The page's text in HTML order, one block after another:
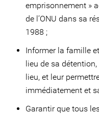
emprisonnement »
de l’ONU dans sa
1988 ;
Informer la famille
lieu de sa
lieu, et leur
immédiatement et
Garantir que tous